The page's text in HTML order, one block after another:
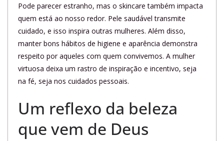
Pode parecer estranho, mas o skincare também impacta
quem está ao nosso redor. Pele saudável transmite
cuidado, e isso inspira outras mulheres. Além disso,
manter bons hábitos de higiene e aparência demonstra
respeito por aqueles com quem convivemos. A mulher
virtuosa deixa um rastro de inspiração e incentivo, seja
na fé, seja nos cuidados pessoais.
Um reflexo da beleza
que vem de Deus